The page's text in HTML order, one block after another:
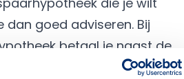
dan goed adviseren. Bij
betaal je naast de
een premie voor je